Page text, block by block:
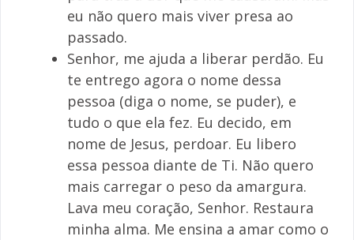
eu não quero mais viver presa ao
passado.
Senhor, me ajuda a liberar perdão. Eu
te entrego agora o nome dessa
pessoa (diga o nome, se puder), e
tudo o que ela fez. Eu decido, em
nome de Jesus, perdoar. Eu libero
essa pessoa diante de Ti. Não quero
mais carregar o peso da amargura.
Lava meu coração, Senhor. Restaura
minha alma. Me ensina a amar como o